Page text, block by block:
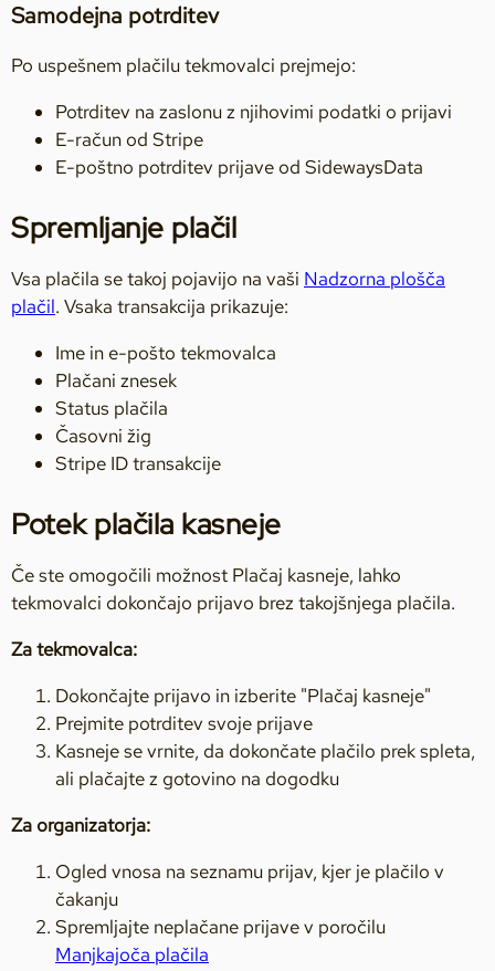
Samodejna potrditev
Po uspešnem plačilu tekmovalci prejmejo:
Potrditev na zaslonu z njihovimi podatki o prijavi
E-račun od Stripe
E-poštno potrditev prijave od SidewaysData
Spremljanje plačil
Vsa plačila se takoj pojavijo na vaši Nadzorna plošča
plačil. Vsaka transakcija prikazuje:
Ime in e-pošto tekmovalca
Plačani znesek
Status plačila
Časovni žig
Stripe ID transakcije
Potek plačila kasneje
Če ste omogočili možnost Plačaj kasneje, lahko
tekmovalci dokončajo prijavo brez takojšnjega plačila.
Za tekmovalca:
Dokončajte prijavo in izberite "Plačaj kasneje"
Prejmite potrditev svoje prijave
Kasneje se vrnite, da dokončate plačilo prek spleta,
ali plačajte z gotovino na dogodku
Za organizatorja:
Ogled vnosa na seznamu prijav, kjer je plačilo v
čakanju
Spremljajte neplačane prijave v poročilu
Manjkajoča plačila